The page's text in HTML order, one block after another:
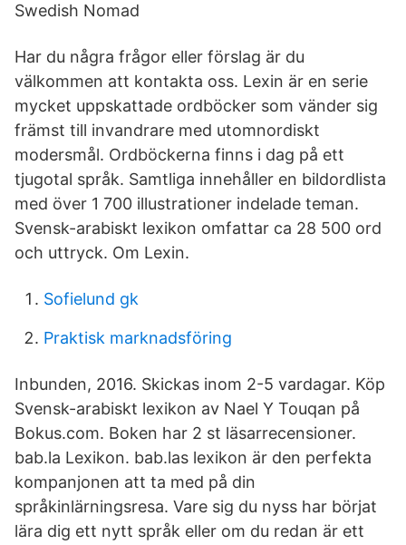
Swedish Nomad
Har du några frågor eller förslag är du
välkommen att kontakta oss. Lexin är en serie
mycket uppskattade ordböcker som vänder sig
främst till invandrare med utomnordiskt
modersmål. Ordböckerna finns i dag på ett
tjugotal språk. Samtliga innehåller en bildordlista
med över 1 700 illustrationer indelade teman.
Svensk-arabiskt lexikon omfattar ca 28 500 ord
och uttryck. Om Lexin.
Sofielund gk
Praktisk marknadsföring
Inbunden, 2016. Skickas inom 2-5 vardagar. Köp
Svensk-arabiskt lexikon av Nael Y Touqan på
Bokus.com. Boken har 2 st läsarrecensioner.
bab.la Lexikon. bab.las lexikon är den perfekta
kompanjonen att ta med på din
språkinlärningsresa. Vare sig du nyss har börjat
lära dig ett nytt språk eller om du redan är ett